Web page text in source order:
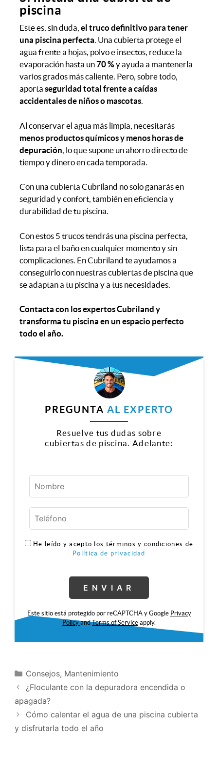
piscina
Este es, sin duda, el truco definitivo para tener
una piscina perfecta. Una cubierta protege el
agua frente a hojas, polvo e insectos, reduce la
evaporación hasta un70 % y ayuda a mantenerla
varios grados más caliente. Pero, sobre todo,
aporta seguridad total frente a caídas
accidentales de niños o mascotas.
Al conservar el agua más limpia, necesitarás
menos productos químicos y menos horas de
depuración , lo que supone un ahorro directo de
tiempo y dinero en cada temporada.
Con una cubierta Cubriland no solo ganarás en
seguridad y confort, también en eficiencia y
durabilidad de tu piscina.
Con estos 5 trucos tendrás una piscina perfecta,
lista para el baño en cualquier momento y sin
complicaciones. En Cubriland te ayudamos a
conseguirlo con nuestras cubiertas de piscina que
se adaptan a tu piscina y a tus necesidades.
Contacta con los expertos Cubriland y
transforma tu piscina en un espacio perfecto
todo el año.
PREGUNTA AL EXPERTO
Resuelve tus dudas sobre
cubiertas de piscina. Adelante:
He leído y acepto los términos y condiciones de
Política de privacidad
Este sitio está protegido por reCAPTCHA y Google Privacy
Policy andTerms of Service apply.
Consejos, Mantenimiento
¿Floculante con la depuradora encendida o
apagada?
Cómo calentar el agua de una piscina cubierta
y disfrutarla todo el año